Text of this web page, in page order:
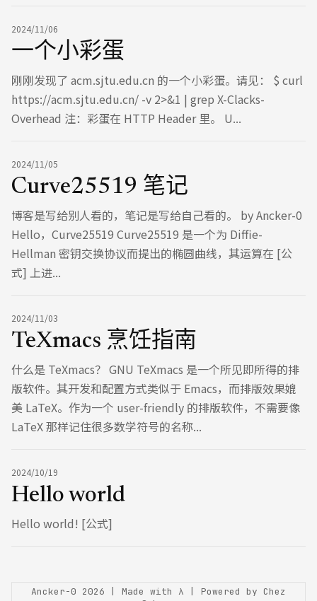
2024/11/06
一个小彩蛋
刚刚发现了 acm.sjtu.edu.cn 的一个小彩蛋。请见： $ curl
https://acm.sjtu.edu.cn/ -v 2>&1 | grep X-Clacks-
Overhead 注：彩蛋在 HTTP Header 里。 U...
2024/11/05
Curve25519 笔记
博客是写给别人看的，笔记是写给自己看的。 by Ancker-0
Hello，Curve25519 Curve25519 是一个为 Diffie-
Hellman 密钥交换协议而提出的椭圆曲线，其运算在 [公
式] 上进...
2024/11/03
TeXmacs 烹饪指南
什么是 TeXmacs？ GNU TeXmacs 是一个所见即所得的排
版软件。其开发和配置方式类似于 Emacs，而排版效果媲
美 LaTeX。作为一个 user-friendly 的排版软件，不需要像
LaTeX 那样记住很多数学符号的名称...
2024/10/19
Hello world
Hello world! [公式]
Ancker-0 2026 | Made with λ | Powered by Chez